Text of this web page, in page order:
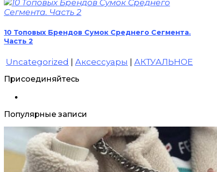
10 Топовых Брендов Сумок Среднего Сегмента.
Часть 2
Uncategorized | Аксессуары | АКТУАЛЬНОЕ
Присоединяйтесь
Популярные записи